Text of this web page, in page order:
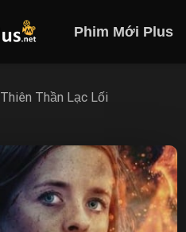
Phim Mới Plus
Thiên Thần Lạc Lối